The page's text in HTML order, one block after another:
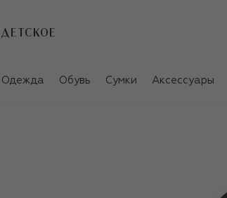
ДЕТСКОЕ
Одежда Обувь Сумки Аксессуары